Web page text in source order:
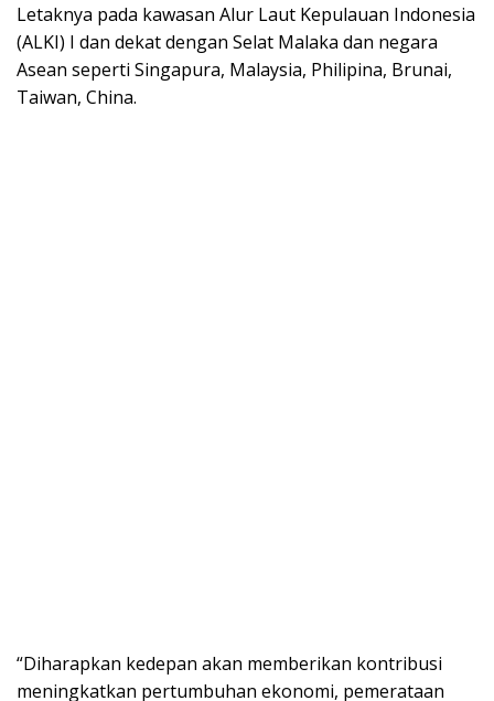
Letaknya pada kawasan Alur Laut Kepulauan Indonesia
(ALKI) I dan dekat dengan Selat Malaka dan negara
Asean seperti Singapura, Malaysia, Philipina, Brunai,
Taiwan, China.
“Diharapkan kedepan akan memberikan kontribusi
meningkatkan pertumbuhan ekonomi, pemerataan